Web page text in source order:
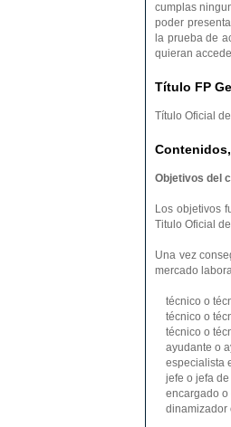
cumplas
poder
la prueba de
quieran
Título FP
Título Oficial
Objetivos del
Los objetivos
Titulo Oficial de
Una vez
mercado
técnico o
técnico o
técnico o
ayudante o
especialista
jefe o jefa de
encargado o
dinamizador